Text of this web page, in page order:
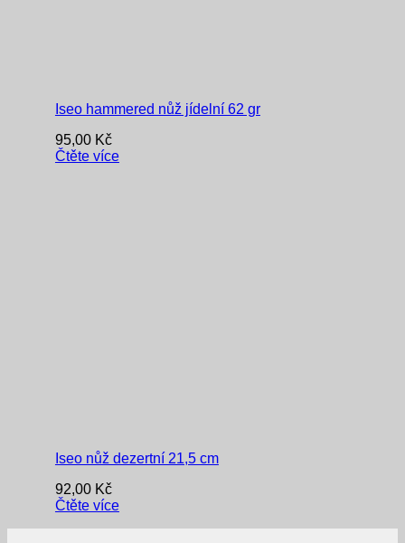
Iseo hammered nůž jídelní 62 gr
95,00 Kč
Čtěte více
Iseo nůž dezertní 21,5 cm
92,00 Kč
Čtěte více